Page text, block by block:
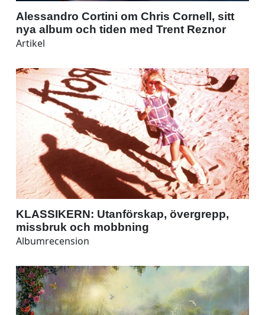
Alessandro Cortini om Chris Cornell, sitt
nya album och tiden med Trent Reznor
Artikel
KLASSIKERN: Utanförskap, övergrepp,
missbruk och mobbning
Albumrecension